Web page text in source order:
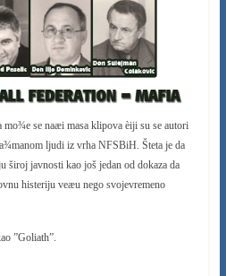
se naæi masa klipova èiji su se autori
ljudi iz vrha NFSBiH. Šteta je da
široj javnosti kao još jedan od dokaza da
histeriju veæu nego svojevremeno
”Goliath”.